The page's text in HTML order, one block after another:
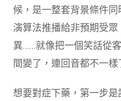
候，是一整套背景條件
演算法推播給非預期受
異……就像把一個笑話從
間變了，連回音都不一樣
想要對症下藥，第一步